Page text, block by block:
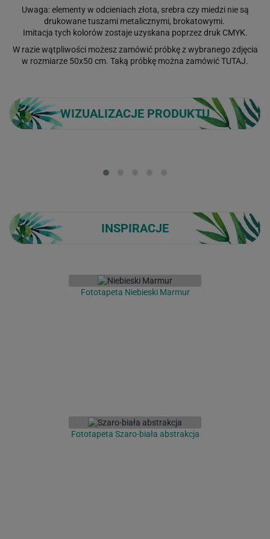
Uwaga: elementy w odcieniach złota, srebra czy miedzi nie są
drukowane tuszami metalicznymi, brokatowymi.
Imitacja tych kolorów zostaje uzyskana poprzez druk CMYK.
W razie wątpliwości możesz zamówić próbkę z wybranego zdjęcia
w rozmiarze 50x50 cm. Taką próbkę można zamówićTUTAJ.
WIZUALIZACJE PRODUKTU
INSPIRACJE
Fototapeta Niebieski Marmur
Fototapeta Szaro-biała abstrakcja